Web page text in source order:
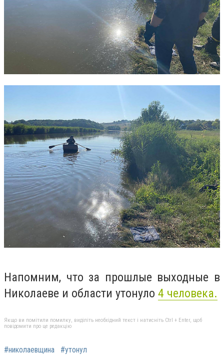
Напомним, что за прошлые выходные в
Николаеве и области утонуло 4 человека.
Якщо ви помітили помилку, виділіть необхідний текст і натисніть Ctrl + Enter, щоб
повідомити про це редакцію
#николаевщина #утонул